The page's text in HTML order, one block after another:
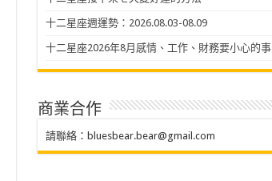
十二星座週運勢：2026.08.03-08.09
十二星座2026年8月感情、工作、財務要小心的事
商業合作
請聯絡： bluesbear.bear@gmail.com